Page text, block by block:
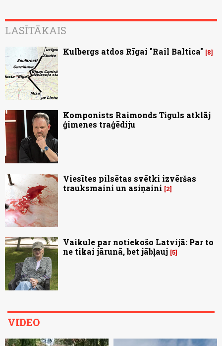
LASĪTĀKAIS
Kulbergs atdos Rīgai "Rail Baltica" 8
Komponists Raimonds Tiguls atklāj
ģimenes traģēdiju
Viesītes pilsētas svētki izvēršas
trauksmaini un asiņaini
2
Vaikule par notiekošo Latvijā: Par to
ne tikai jārunā, bet jābļauj 5
VIDEO